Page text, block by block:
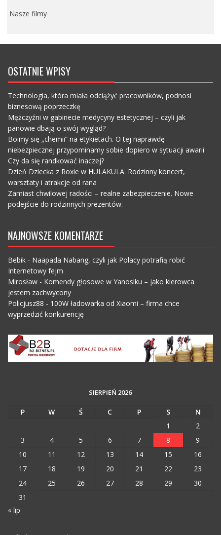
Nasze filmy
OSTATNIE WPISY
Technologia, która miała odciążyć pracowników, podnosi
biznesową poprzeczkę
Mężczyźni w gabinecie medycyny estetycznej – czyli jak
panowie dbają o swój wygląd?
Boimy się „chemii” na etykietach. O tej naprawdę
niebezpiecznej przypominamy sobie dopiero w sytuacji awarii
Czy da się randkować inaczej?
Dzień Dziecka z Roxie w HULAKULA. Rodzinny koncert,
warsztaty i atrakcje od rana
Zamiast chwilowej radości – realne zabezpieczenie. Nowe
podejście do rodzinnych prezentów.
NAJNOWSZE KOMENTARZE
Bebik- Naapada Nabang, czyli jak Polacy potrafią robić
Internetowy fejm
Mirosław- Komendy głosowe w Yanosiku – jako kierowca
jestem zachwycony
Policjusz88 - 100W ładowarka od Xiaomi – firma chce
wyprzedzić konkurencję
SIERPIEŃ 2026
P W Ś C P S
N
1
2
3
4 5 6 7 8
9
10
11 12 13 14 15
16
17
18 19 20 21 22
23
24
25 26 27 28 29
30
31
« lip